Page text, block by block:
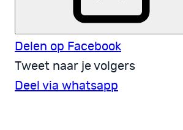
Delen op Facebook
Tweet naar je volgers
Deel via whatsapp